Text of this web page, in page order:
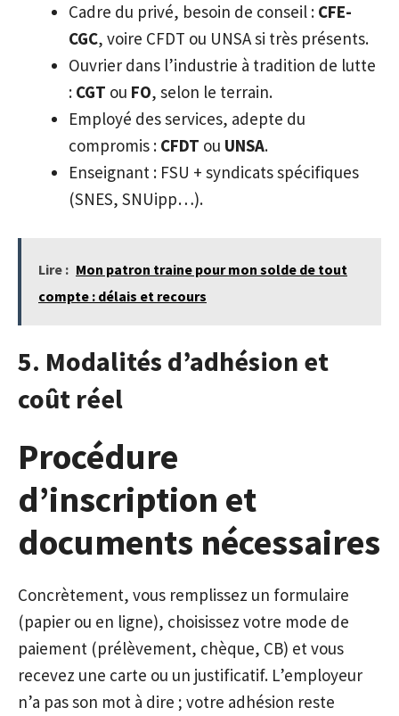
Cadre du privé, besoin de conseil : CFE-
CGC, voire CFDT ou UNSA si très présents.
Ouvrier dans l’industrie à tradition de lutte
: CGT ou FO, selon le terrain.
Employé des services, adepte du
compromis : CFDT ou UNSA.
Enseignant : FSU + syndicats spécifiques
(SNES, SNUipp…).
Lire : Mon patron traine pour mon solde de tout
compte : délais et recours
5. Modalités d’adhésion et
coût réel
Procédure
d’inscription et
documents nécessaires
Concrètement, vous remplissez un formulaire
(papier ou en ligne), choisissez votre mode de
paiement (prélèvement, chèque, CB) et vous
recevez une carte ou un justificatif. L’employeur
n’a pas son mot à dire ; votre adhésion reste